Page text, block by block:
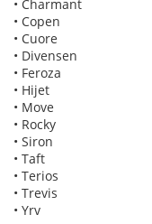
• Charmant
• Copen
• Cuore
• Divensen
• Feroza
• Hijet
• Move
• Rocky
• Siron
• Taft
• Terios
• Trevis
• Yrv